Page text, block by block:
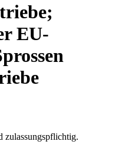
EU-
zulassungspflichtig.